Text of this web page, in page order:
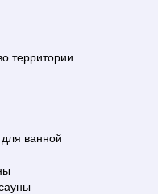
территории
ванной